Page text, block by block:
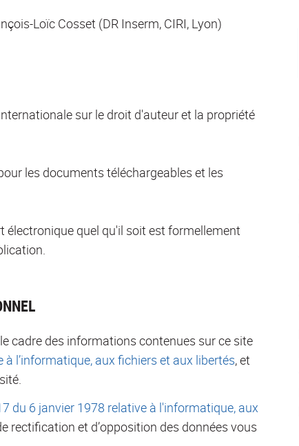
Loïc Cosset (DR Inserm, CIRI, Lyon)
sur le droit d'auteur et la propriété
les documents téléchargeables et les
électronique quel qu'il soit est formellement
cadre des informations contenues sur ce site
l’informatique, aux fichiers et aux libertés, et
du 6 janvier 1978 relative à l'informatique, aux
rectification et d’opposition des données vous